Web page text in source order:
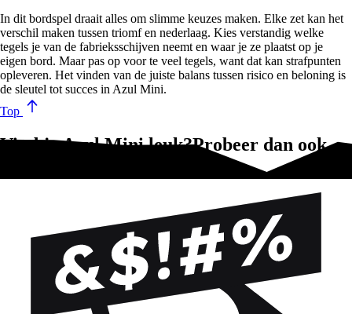
In dit bordspel draait alles om slimme keuzes maken. Elke zet kan het
verschil maken tussen triomf en nederlaag. Kies verstandig welke
tegels je van de fabrieksschijven neemt en waar je ze plaatst op je
eigen bord. Maar pas op voor te veel tegels, want dat kan strafpunten
opleveren. Het vinden van de juiste balans tussen risico en beloning is
de sleutel tot succes in Azul Mini.
Top
Vind je Azul Mini leuk?Probeer dan ook